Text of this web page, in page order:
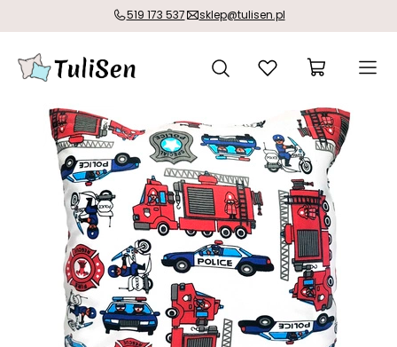
519 173 537 sklep@tulisen.pl